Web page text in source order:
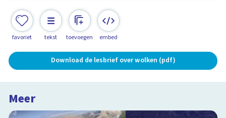
favoriet tekst toevoegen embed
Download de lesbrief over wolken (pdf)
Meer